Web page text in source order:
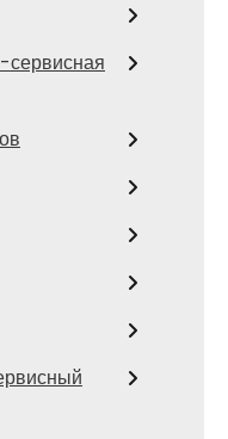
сервисная